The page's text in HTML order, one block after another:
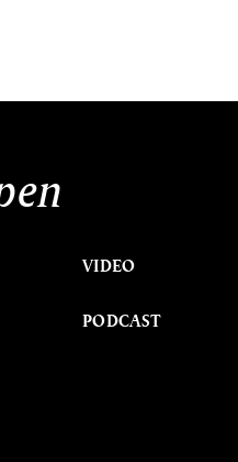
VIDEO
PODCAST